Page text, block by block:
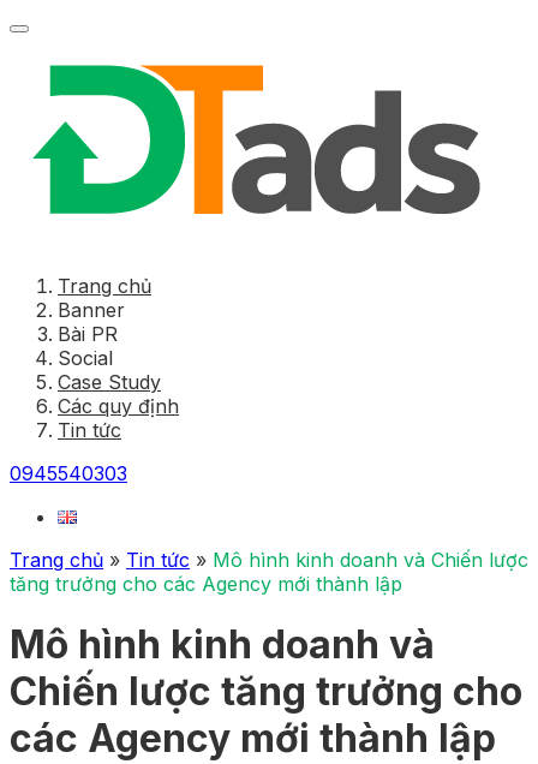
Trang chủ
Banner
Bài PR
Social
Case Study
Các quy định
Tin tức
0945540303
Trang chủ » Tin tức » Mô hình kinh doanh và Chiến lược
tăng trưởng cho các Agency mới thành lập
Mô hình kinh doanh và
Chiến lược tăng trưởng cho
các Agency mới thành lập